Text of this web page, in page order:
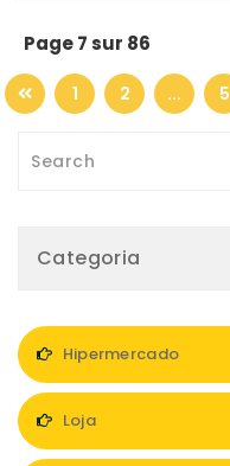
Page 7 sur 86
1 2 ... 5
Categoria
Hipermercado
Loja